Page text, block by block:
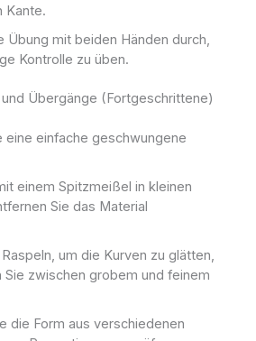
Kante.
Übung mit beiden Händen durch,
Kontrolle zu üben.
Übergänge (Fortgeschrittene)
eine einfache geschwungene
einem Spitzmeißel in kleinen
Sie das Material
um die Kurven zu glätten,
Sie zwischen grobem und feinem
die Form aus verschiedenen